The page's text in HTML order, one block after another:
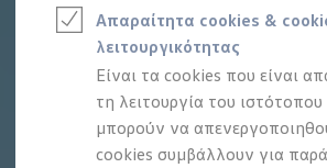
Απαραίτητα cookies &
λειτουργικότητας
Είναι τα cookies που είναι
τη λειτουργία του ιστότοπου
μπορούν να
cookies συμβάλλουν για
Νέο Tayron ehybrid
e-Tools για ηλεκτρικά
Προσομοιωτής
Προσομοιωτής χρόνου
Προσομοιωτής κόστους
ID. Ενημερώσεις λογισμικού
We Charge - Υπηρεσία
Εύρεση δημόσιων σημείων